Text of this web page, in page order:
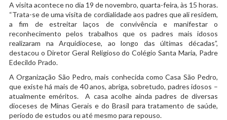
A visita acontece no dia 19 de novembro, quarta-feira, às 15 horas.
“Trata-se de uma visita de cordialidade aos padres que ali residem,
a fim de estreitar laços de convivência e manifestar o
reconhecimento pelos trabalhos que os padres mais idosos
realizaram na Arquidiocese, ao longo das últimas décadas”,
destacou o Diretor Geral Religioso do Colégio Santa Maria, Padre
Edecildo Prado.
A Organização São Pedro, mais conhecida como Casa São Pedro,
que existe há mais de 40 anos, abriga, sobretudo, padres idosos –
atualmente eméritos. A casa acolhe ainda padres de diversas
dioceses de Minas Gerais e do Brasil para tratamento de saúde,
período de estudos ou até mesmo para repouso.